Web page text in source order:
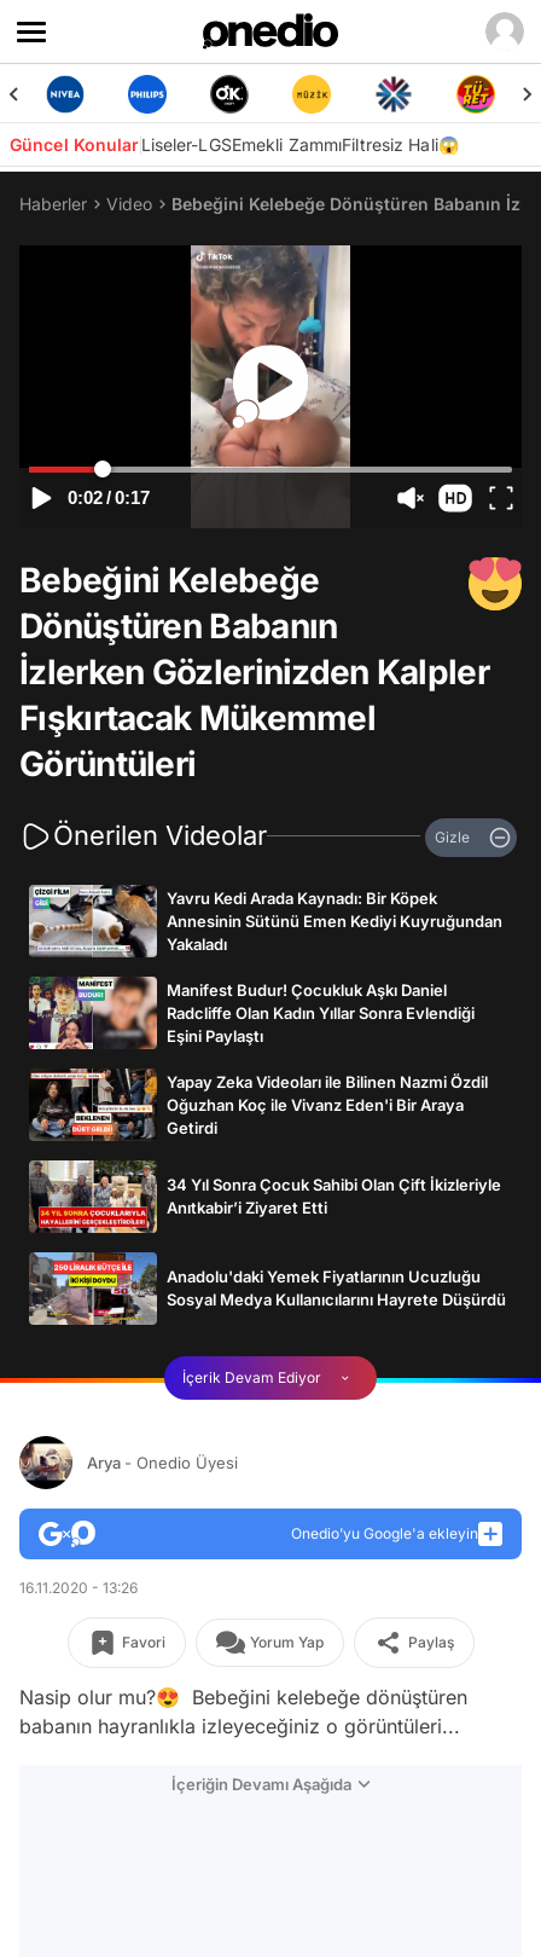
Güncel KonularLiseler-LGSEmekli ZammıFiltresiz Hali😱
Haberler Video Bebeğini Kelebeğe Dönüştüren Babanın
0:02/0:17
Bebeğini Kelebeğe
Dönüştüren Babanın
İzlerken Gözlerinizden Kalpler
Fışkırtacak Mükemmel
Görüntüleri
Önerilen Videolar Gizle
Yavru Kedi Arada Kaynadı: Bir Köpek
Annesinin Sütünü Emen Kediyi Kuyruğundan
Yakaladı
Manifest Budur! Çocukluk Aşkı Daniel
Radcliffe Olan Kadın Yıllar Sonra Evlendiği
Eşini Paylaştı
Yapay Zeka Videoları ile Bilinen Nazmi Özdil
Oğuzhan Koç ile Vivanz Eden'i Bir Araya
Getirdi
34 Yıl Sonra Çocuk Sahibi Olan Çift İkizleriyle
Anıtkabir’i Ziyaret Etti
Anadolu'daki Yemek Fiyatlarının Ucuzluğu
Sosyal Medya Kullanıcılarını Hayrete Düşürdü
İçerik Devam Ediyor
Arya - Onedio Üyesi
Onedio’yu Google'a ekleyin
16.11.2020 - 13:26
Favori Yorum Yap Paylaş
Nasip olur mu?😍 Bebeğini kelebeğe dönüştüren
babanın hayranlıkla izleyeceğiniz o görüntüleri...
İçeriğin Devamı Aşağıda